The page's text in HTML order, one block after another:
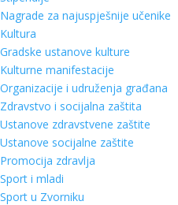
Nagrade za najuspješnije učenike
Kultura
Gradske ustanove kulture
Kulturne manifestacije
Organizacije i udruženja građana
Zdravstvo i socijalna zaštita
Ustanove zdravstvene zaštite
Ustanove socijalne zaštite
Promocija zdravlja
Sport i mladi
Sport u Zvorniku